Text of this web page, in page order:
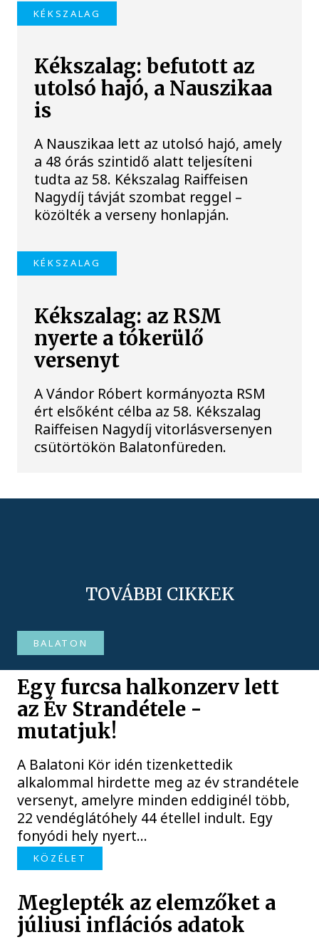
KÉKSZALAG
Kékszalag: befutott az
utolsó hajó, a Nauszikaa
is
A Nauszikaa lett az utolsó hajó, amely
a 48 órás szintidő alatt teljesíteni
tudta az 58. Kékszalag Raiffeisen
Nagydíj távját szombat reggel –
közölték a verseny honlapján.
KÉKSZALAG
Kékszalag: az RSM
nyerte a tókerülő
versenyt
A Vándor Róbert kormányozta RSM
ért elsőként célba az 58. Kékszalag
Raiffeisen Nagydíj vitorlásversenyen
csütörtökön Balatonfüreden.
TOVÁBBI CIKKEK
BALATON
Egy furcsa halkonzerv lett
az Év Strandétele -
mutatjuk!
A Balatoni Kör idén tizenkettedik
alkalommal hirdette meg az év strandétele
versenyt, amelyre minden eddiginél több,
22 vendéglátóhely 44 étellel indult. Egy
fonyódi hely nyert...
KÖZÉLET
Meglepték az elemzőket a
júliusi inflációs adatok